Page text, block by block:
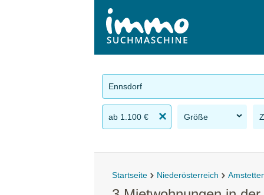
Ennsdorf
ab 1.100 € Größe
Startseite Niederösterreich